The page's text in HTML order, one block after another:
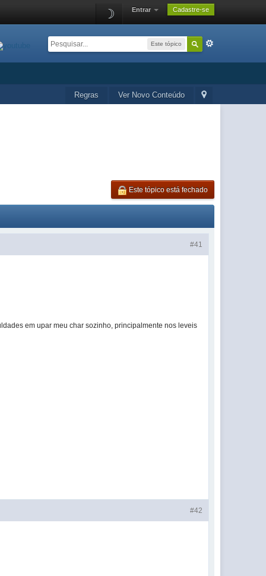
☽ Entrar Cadastre-se
Este tópico
Ver Novo Conteúdo
Regras
Este tópico está fechado
#41
em upar meu char sozinho, principalmente nos leveis
#42